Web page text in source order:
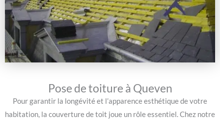
Pose de toiture à Queven
Pour garantir la longévité et l’apparence esthétique de votre
habitation, la couverture de toit joue un rôle essentiel. Chez notre